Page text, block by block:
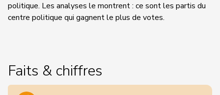
politique. Les analyses le montrent : ce sont les partis du
centre politique qui gagnent le plus de votes.
Faits & chiffres